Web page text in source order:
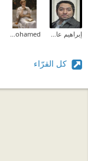
كل القرّاء